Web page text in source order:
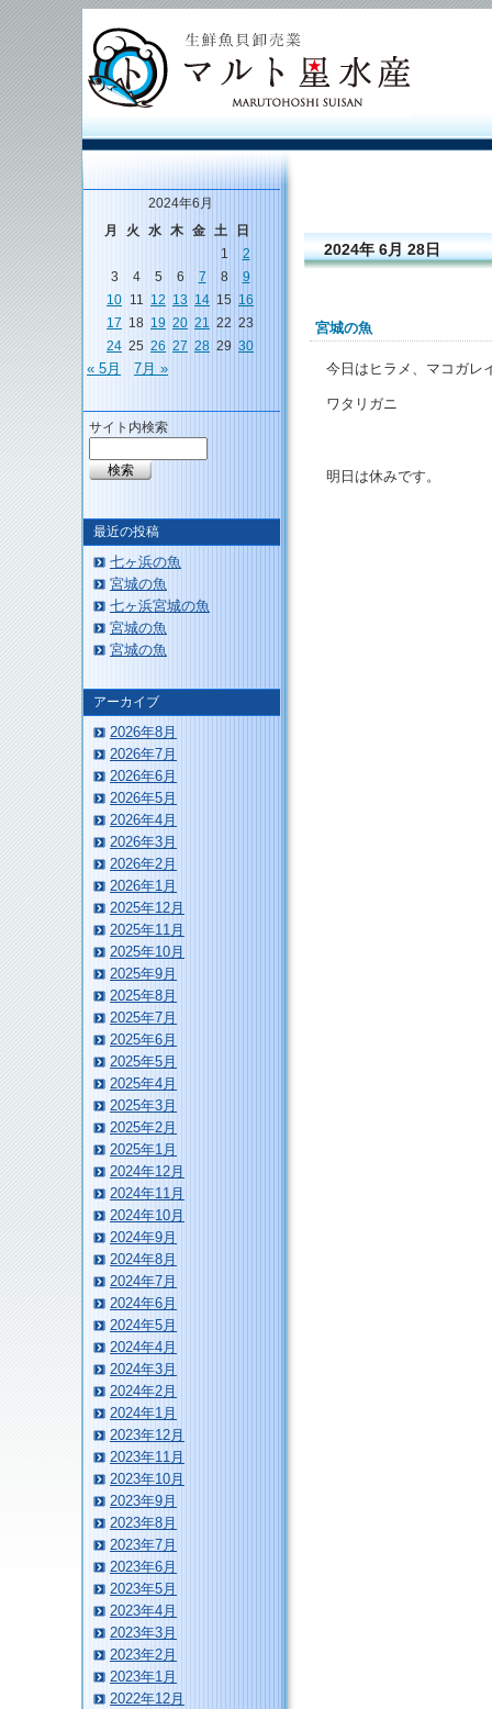
2024年 6月 28日
宮城の魚
今日はヒラメ、マコガレ
ワタリガニ
明日は休みです。
2024年6月
月
火 水 木 金 土
日
1
2
3
4 5 6 7 8
9
10 11 12 13 14 15 16
17 18 19 20 21 22 23
24 25 26 27 28 29 30
« 5月 7月 »
サイト内検索
最近の投稿
七ヶ浜の魚
宮城の魚
七ヶ浜宮城の魚
宮城の魚
宮城の魚
アーカイブ
2026年8月
2026年7月
2026年6月
2026年5月
2026年4月
2026年3月
2026年2月
2026年1月
2025年12月
2025年11月
2025年10月
2025年9月
2025年8月
2025年7月
2025年6月
2025年5月
2025年4月
2025年3月
2025年2月
2025年1月
2024年12月
2024年11月
2024年10月
2024年9月
2024年8月
2024年7月
2024年6月
2024年5月
2024年4月
2024年3月
2024年2月
2024年1月
2023年12月
2023年11月
2023年10月
2023年9月
2023年8月
2023年7月
2023年6月
2023年5月
2023年4月
2023年3月
2023年2月
2023年1月
2022年12月